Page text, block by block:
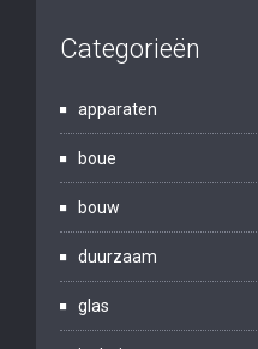
Categorieën
apparaten
boue
bouw
duurzaam
glas